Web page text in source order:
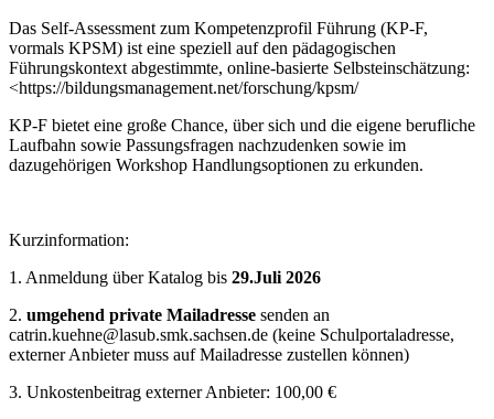
Das Self-Assessment zum Kompetenzprofil Führung (KP-F,
vormals KPSM) ist eine speziell auf den pädagogischen
Führungskontext abgestimmte, online-basierte Selbsteinschätzung:
<https://bildungsmanagement.net/forschung/kpsm/
KP-F bietet eine große Chance, über sich und die eigene berufliche
Laufbahn sowie Passungsfragen nachzudenken sowie im
dazugehörigen Workshop Handlungsoptionen zu erkunden.
Kurzinformation:
1. Anmeldung über Katalog bis 29.Juli 2026
2. umgehend private Mailadresse senden an
catrin.kuehne@lasub.smk.sachsen.de (keine Schulportaladresse,
externer Anbieter muss auf Mailadresse zustellen können)
3. Unkostenbeitrag externer Anbieter: 100,00 €